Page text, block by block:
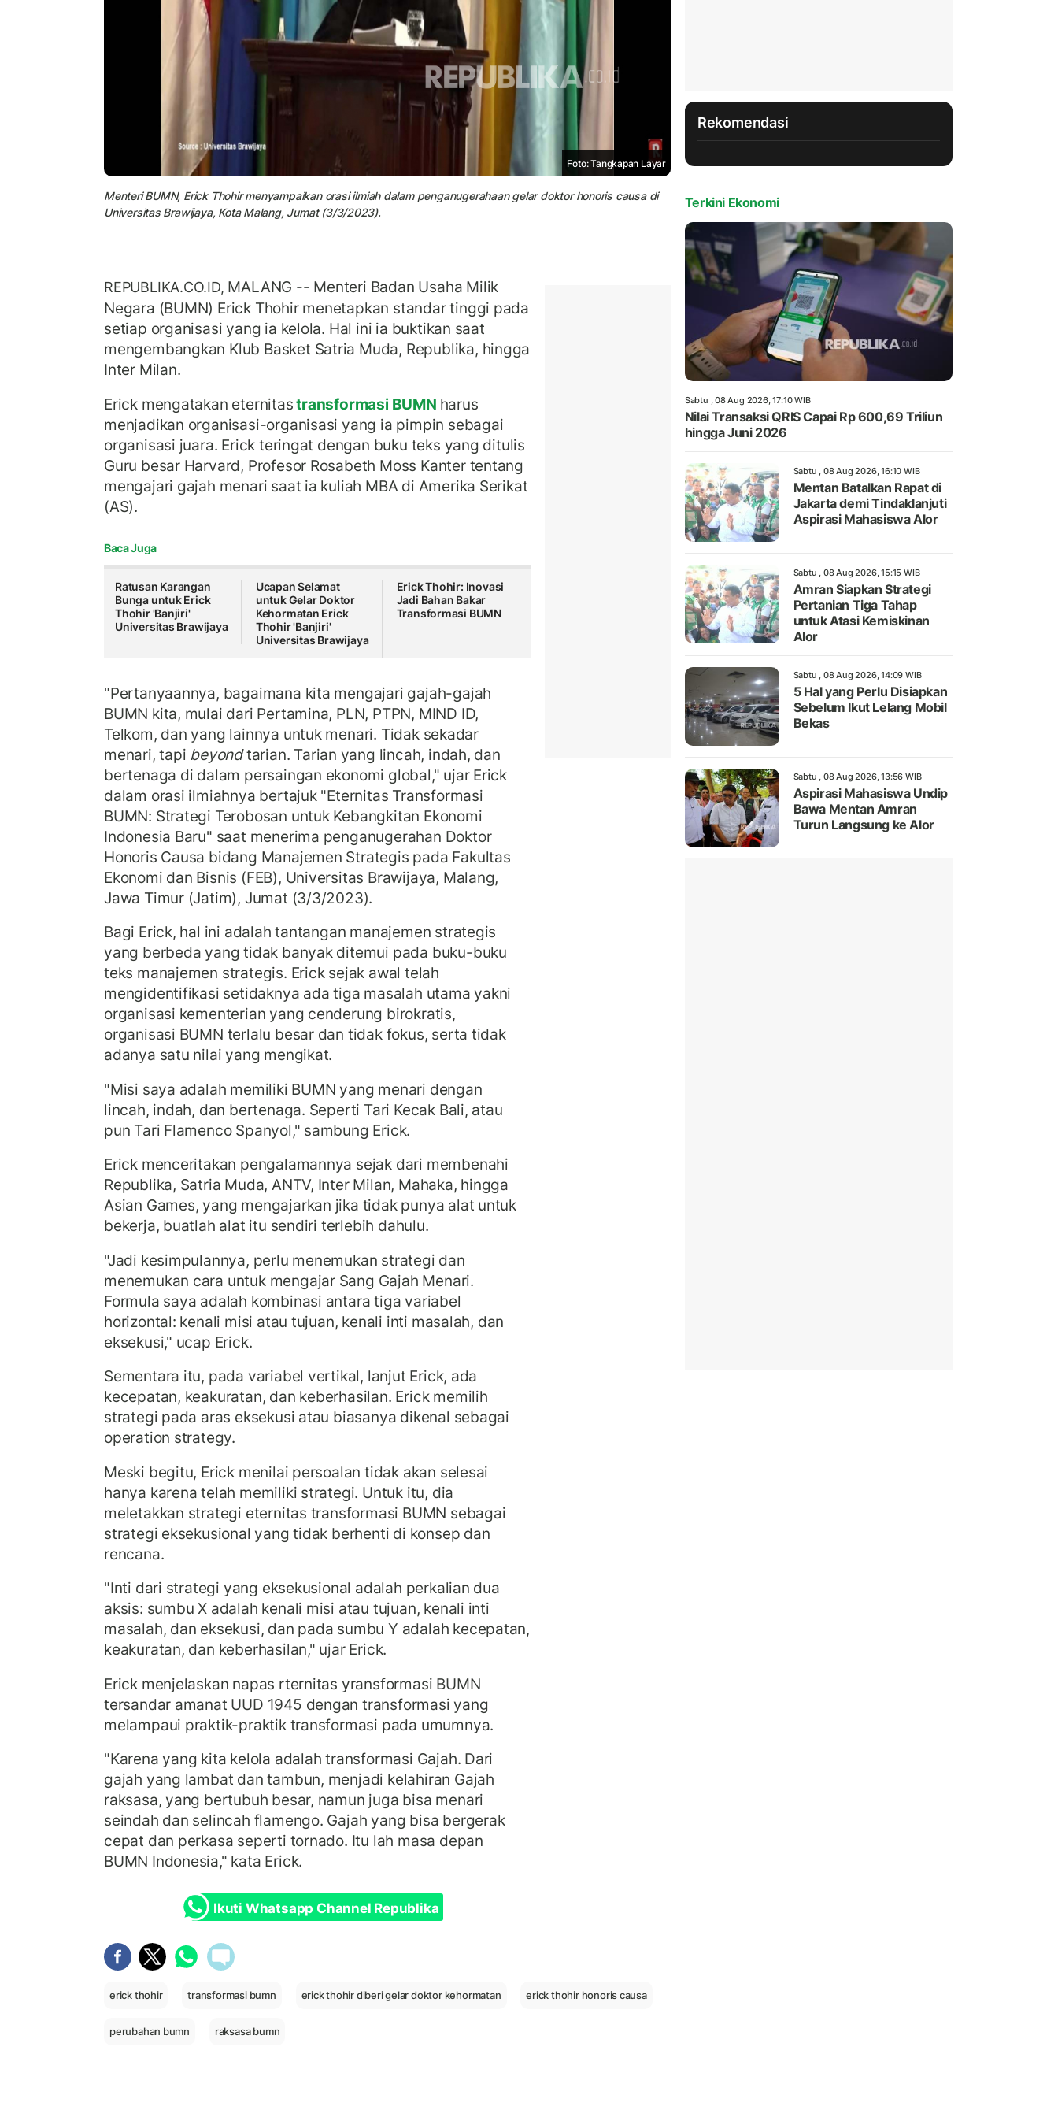
Foto: Tangkapan Layar
Menteri BUMN, Erick Thohir menyampaikan orasi ilmiah dalam penganugerahaan gelar doktor honoris causa di
Universitas Brawijaya, Kota Malang, Jumat (3/3/2023).
REPUBLIKA.CO.ID, MALANG -- Menteri Badan Usaha Milik
Negara (BUMN) Erick Thohir menetapkan standar tinggi pada
setiap organisasi yang ia kelola. Hal ini ia buktikan saat
mengembangkan Klub Basket Satria Muda, Republika, hingga
Inter Milan.
Erick mengatakan eternitastransformasi BUMN harus
menjadikan organisasi-organisasi yang ia pimpin sebagai
organisasi juara. Erick teringat dengan buku teks yang ditulis
Guru besar Harvard, Profesor Rosabeth Moss Kanter tentang
mengajari gajah menari saat ia kuliah MBA di Amerika Serikat
(AS).
Baca Juga
Ratusan Karangan
Bunga untuk Erick
Thohir 'Banjiri'
Universitas Brawijaya
Ucapan Selamat
untuk Gelar Doktor
Kehormatan Erick
Thohir 'Banjiri'
Universitas Brawijaya
Erick Thohir: Inovasi
Jadi Bahan Bakar
Transformasi BUMN
"Pertanyaannya, bagaimana kita mengajari gajah-gajah
BUMN kita, mulai dari Pertamina, PLN, PTPN, MIND ID,
Telkom, dan yang lainnya untuk menari. Tidak sekadar
menari, tapi beyondtarian. Tarian yang lincah, indah, dan
bertenaga di dalam persaingan ekonomi global," ujar Erick
dalam orasi ilmiahnya bertajuk "Eternitas Transformasi
BUMN: Strategi Terobosan untuk Kebangkitan Ekonomi
Indonesia Baru" saat menerima penganugerahan Doktor
Honoris Causa bidang Manajemen Strategis pada Fakultas
Ekonomi dan Bisnis (FEB), Universitas Brawijaya, Malang,
Jawa Timur (Jatim), Jumat (3/3/2023).
Bagi Erick, hal ini adalah tantangan manajemen strategis
yang berbeda yang tidak banyak ditemui pada buku-buku
teks manajemen strategis. Erick sejak awal telah
mengidentifikasi setidaknya ada tiga masalah utama yakni
organisasi kementerian yang cenderung birokratis,
organisasi BUMN terlalu besar dan tidak fokus, serta tidak
adanya satu nilai yang mengikat.
"Misi saya adalah memiliki BUMN yang menari dengan
lincah, indah, dan bertenaga. Seperti Tari Kecak Bali, atau
pun Tari Flamenco Spanyol," sambung Erick.
Erick menceritakan pengalamannya sejak dari membenahi
Republika, Satria Muda, ANTV, Inter Milan, Mahaka, hingga
Asian Games, yang mengajarkan jika tidak punya alat untuk
bekerja, buatlah alat itu sendiri terlebih dahulu.
"Jadi kesimpulannya, perlu menemukan strategi dan
menemukan cara untuk mengajar Sang Gajah Menari.
Formula saya adalah kombinasi antara tiga variabel
horizontal: kenali misi atau tujuan, kenali inti masalah, dan
eksekusi," ucap Erick.
Sementara itu, pada variabel vertikal, lanjut Erick, ada
kecepatan, keakuratan, dan keberhasilan. Erick memilih
strategi pada aras eksekusi atau biasanya dikenal sebagai
operation strategy.
Meski begitu, Erick menilai persoalan tidak akan selesai
hanya karena telah memiliki strategi. Untuk itu, dia
meletakkan strategi eternitas transformasi BUMN sebagai
strategi eksekusional yang tidak berhenti di konsep dan
rencana.
"Inti dari strategi yang eksekusional adalah perkalian dua
aksis: sumbu X adalah kenali misi atau tujuan, kenali inti
masalah, dan eksekusi, dan pada sumbu Y adalah kecepatan,
keakuratan, dan keberhasilan," ujar Erick.
Erick menjelaskan napas rternitas yransformasi BUMN
tersandar amanat UUD 1945 dengan transformasi yang
melampaui praktik-praktik transformasi pada umumnya.
"Karena yang kita kelola adalah transformasi Gajah. Dari
gajah yang lambat dan tambun, menjadi kelahiran Gajah
raksasa, yang bertubuh besar, namun juga bisa menari
seindah dan selincah flamengo. Gajah yang bisa bergerak
cepat dan perkasa seperti tornado. Itu lah masa depan
BUMN Indonesia," kata Erick.
Ikuti Whatsapp Channel Republika
erick thohir transformasi bumn erick thohir diberi gelar doktor kehormatan erick thohir honoris causa
perubahan bumn raksasa bumn
Rekomendasi
Terkini Ekonomi
Sabtu , 08 Aug 2026, 17:10 WIB
Nilai Transaksi QRIS Capai Rp 600,69 Triliun
hingga Juni 2026
Sabtu , 08 Aug 2026, 16:10 WIB
Mentan Batalkan Rapat di
Jakarta demi Tindaklanjuti
Aspirasi Mahasiswa Alor
Sabtu , 08 Aug 2026, 15:15 WIB
Amran Siapkan Strategi
Pertanian Tiga Tahap
untuk Atasi Kemiskinan
Alor
Sabtu , 08 Aug 2026, 14:09 WIB
5 Hal yang Perlu Disiapkan
Sebelum Ikut Lelang Mobil
Bekas
Sabtu , 08 Aug 2026, 13:56 WIB
Aspirasi Mahasiswa Undip
Bawa Mentan Amran
Turun Langsung ke Alor